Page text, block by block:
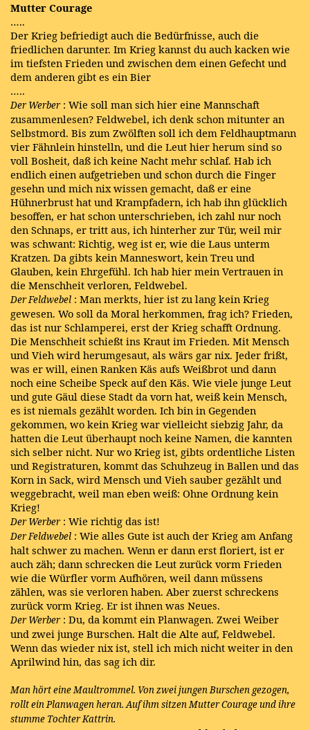
Mutter Courage
…..
Der Krieg befriedigt auch die Bedürfnisse, auch die
friedlichen darunter. Im Krieg kannst du auch kacken wie
im tiefsten Frieden und zwischen dem einen Gefecht und
dem anderen gibt es ein Bier
…..
Der Werber : Wie soll man sich hier eine Mannschaft
zusammenlesen? Feldwebel, ich denk schon mitunter an
Selbstmord. Bis zum Zwölften soll ich dem Feldhauptmann
vier Fähnlein hinstelln, und die Leut hier herum sind so
voll Bosheit, daß ich keine Nacht mehr schlaf. Hab ich
endlich einen aufgetrieben und schon durch die Finger
gesehn und mich nix wissen gemacht, daß er eine
Hühnerbrust hat und Krampfadern, ich hab ihn glücklich
besoffen, er hat schon unterschrieben, ich zahl nur noch
den Schnaps, er tritt aus, ich hinterher zur Tür, weil mir
was schwant: Richtig, weg ist er, wie die Laus unterm
Kratzen. Da gibts kein Manneswort, kein Treu und
Glauben, kein Ehrgefühl. Ich hab hier mein Vertrauen in
die Menschheit verloren, Feldwebel.
Der Feldwebel : Man merkts, hier ist zu lang kein Krieg
gewesen. Wo soll da Moral herkommen, frag ich? Frieden,
das ist nur Schlamperei, erst der Krieg schafft Ordnung.
Die Menschheit schießt ins Kraut im Frieden. Mit Mensch
und Vieh wird herumgesaut, als wärs gar nix. Jeder frißt,
was er will, einen Ranken Käs aufs Weißbrot und dann
noch eine Scheibe Speck auf den Käs. Wie viele junge Leut
und gute Gäul diese Stadt da vorn hat, weiß kein Mensch,
es ist niemals gezählt worden. Ich bin in Gegenden
gekommen, wo kein Krieg war vielleicht siebzig Jahr, da
hatten die Leut überhaupt noch keine Namen, die kannten
sich selber nicht. Nur wo Krieg ist, gibts ordentliche Listen
und Registraturen, kommt das Schuhzeug in Ballen und das
Korn in Sack, wird Mensch und Vieh sauber gezählt und
weggebracht, weil man eben weiß: Ohne Ordnung kein
Krieg!
Der Werber : Wie richtig das ist!
Der Feldwebel : Wie alles Gute ist auch der Krieg am Anfang
halt schwer zu machen. Wenn er dann erst floriert, ist er
auch zäh; dann schrecken die Leut zurück vorm Frieden
wie die Würfler vorm Aufhören, weil dann müssens
zählen, was sie verloren haben. Aber zuerst schreckens
zurück vorm Krieg. Er ist ihnen was Neues.
Der Werber : Du, da kommt ein Planwagen. Zwei Weiber
und zwei junge Burschen. Halt die Alte auf, Feldwebel.
Wenn das wieder nix ist, stell ich mich nicht weiter in den
Aprilwind hin, das sag ich dir.
Man hört eine Maultrommel. Von zwei jungen Burschen gezogen,
rollt ein Planwagen heran. Auf ihm sitzen Mutter Courage und ihre
stumme Tochter Kattrin.